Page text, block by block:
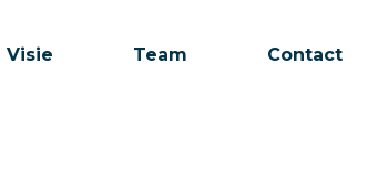
Visie Team Contact